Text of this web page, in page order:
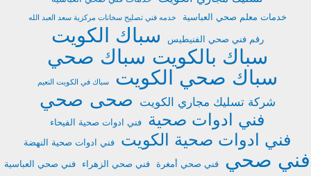
خدمات معلم صحي العباسية
خدمه فني تصليح سخانات مركزية سعد العبد الله
رقم فني صحي الفنيطيس
سباك الكويت
سباك بالكويت سباك صحي
سباك صحي الكويت
سباك في الكويت النعيم
شركة تسليك مجاري الكويت صحى صحي
فني ادوات صحية فني ادوات صحية الفيحاء
فني ادوات صحية الكويت فني ادوات صحية النهضة
فني صحي فني صحي أمغرة فني صحي الزهراء
فني صحي العباسية